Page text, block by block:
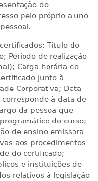
do
pelo próprio aluno
Título do
Período de realização
Carga horária do
junto à
Corporativa; Data
à data de
da pessoa que
do curso;
de ensino emissora
aos procedimentos
do certificado;
e instituições de
relativos à legislação